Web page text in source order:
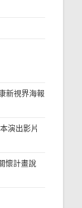
新視界海報
演出影片
懷計畫說